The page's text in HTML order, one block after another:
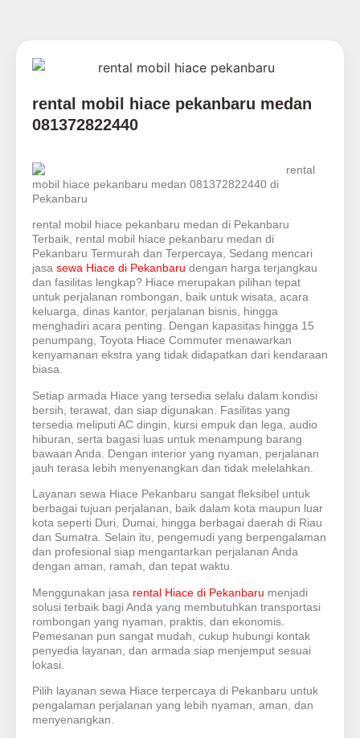
rental mobil hiace pekanbaru medan
081372822440
rental
mobil hiace pekanbaru medan 081372822440 di
Pekanbaru
rental mobil hiace pekanbaru medan di Pekanbaru
Terbaik, rental mobil hiace pekanbaru medan di
Pekanbaru Termurah dan Terpercaya, Sedang mencari
jasa sewa Hiace di Pekanbaru dengan harga terjangkau
dan fasilitas lengkap? Hiace merupakan pilihan tepat
untuk perjalanan rombongan, baik untuk wisata, acara
keluarga, dinas kantor, perjalanan bisnis, hingga
menghadiri acara penting. Dengan kapasitas hingga 15
penumpang, Toyota Hiace Commuter menawarkan
kenyamanan ekstra yang tidak didapatkan dari kendaraan
biasa.
Setiap armada Hiace yang tersedia selalu dalam kondisi
bersih, terawat, dan siap digunakan. Fasilitas yang
tersedia meliputi AC dingin, kursi empuk dan lega, audio
hiburan, serta bagasi luas untuk menampung barang
bawaan Anda. Dengan interior yang nyaman, perjalanan
jauh terasa lebih menyenangkan dan tidak melelahkan.
Layanan sewa Hiace Pekanbaru sangat fleksibel untuk
berbagai tujuan perjalanan, baik dalam kota maupun luar
kota seperti Duri, Dumai, hingga berbagai daerah di Riau
dan Sumatra. Selain itu, pengemudi yang berpengalaman
dan profesional siap mengantarkan perjalanan Anda
dengan aman, ramah, dan tepat waktu.
Menggunakan jasa rental Hiace di Pekanbaru menjadi
solusi terbaik bagi Anda yang membutuhkan transportasi
rombongan yang nyaman, praktis, dan ekonomis.
Pemesanan pun sangat mudah, cukup hubungi kontak
penyedia layanan, dan armada siap menjemput sesuai
lokasi.
Pilih layanan sewa Hiace terpercaya di Pekanbaru untuk
pengalaman perjalanan yang lebih nyaman, aman, dan
menyenangkan.